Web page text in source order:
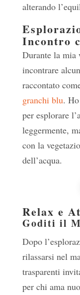
alterando
Incontro
Durante la mia
incontrare
raccontato
granchi blu.
per esplorare
leggermente,
con la
dell’acqua.
Relax e
Goditi il
Dopo
rilassarsi nel
trasparenti
per chi ama